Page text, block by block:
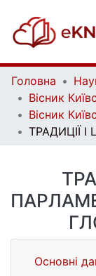
Головна
Основні